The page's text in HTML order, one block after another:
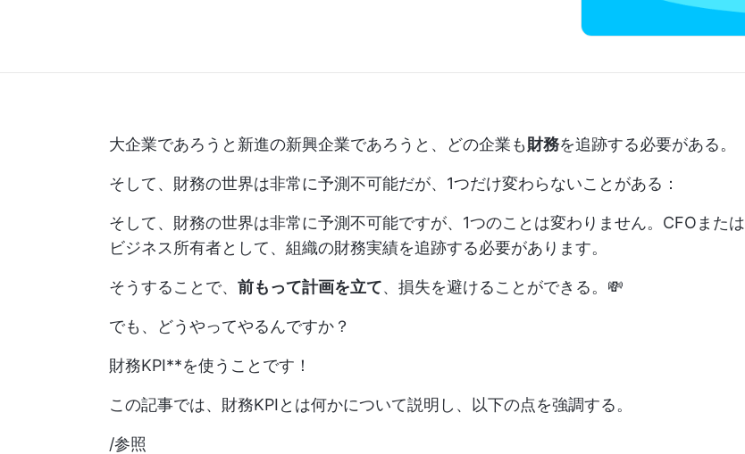
大企業であろうと新進の新興企業であろうと、どの企業も財務を追跡する必要がある。
そして、財務の世界は非常に予測不可能だが、1つだけ変わらないことがある：
そして、財務の世界は非常に予測不可能ですが、1つのことは変わりません。CFOまたは
ビジネス所有者として、組織の財務実績を追跡する必要があります。
そうすることで、 前もって計画を立て、損失を避けることができる。💸
でも、どうやってやるんですか？
財務KPI**を使うことです！
この記事では、財務KPIとは何かについて説明し、以下の点を強調する。
/参照